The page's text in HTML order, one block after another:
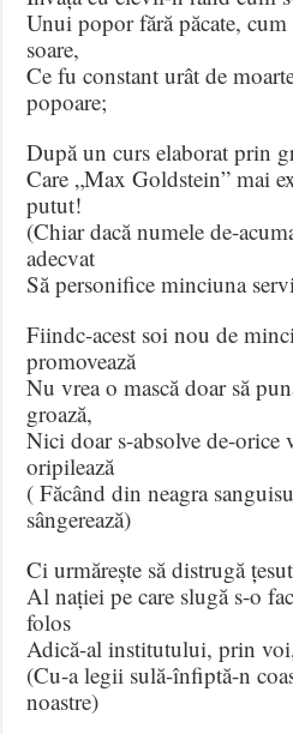
Unui popor fără păcate,
soare,
Ce fu constant urât de
popoare;
După un curs elaborat prin
Care „Max Goldstein” mai
putut!
(Chiar dacă numele de-
adecvat
Să personifice minciuna
Fiindc-acest soi nou de
promovează
Nu vrea o mască doar să
groază,
Nici doar s-absolve de-orice
oripilează
( Făcând din neagra
sângerează)
Ci urmărește să distrugă
Al nației pe care slugă s-o
folos
Adică-al institutului, prin
(Cu-a legii sulă-înfiptă-n
noastre)